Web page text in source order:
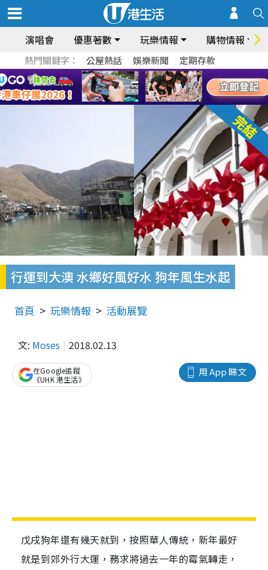
演唱會 優惠著數 玩樂情報 購物情報
熱門關鍵字： 公屋熱話 娛樂新聞 定期存款
行運到大澳 水鄉好風好水 狗年風生水起
首頁 玩樂情報 活動展覽
文: Moses 2018.02.13
用 App 睇文
在Google追蹤
《UHK 港生活》
戊戌狗年還有幾天就到，按照華人傳統，新年最好
就是到郊外行大運，務求將過去一年的霉氣轉走，